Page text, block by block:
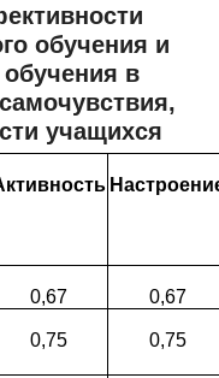
обучения и
в
учащихся
0,67 0,67
0,75 0,75